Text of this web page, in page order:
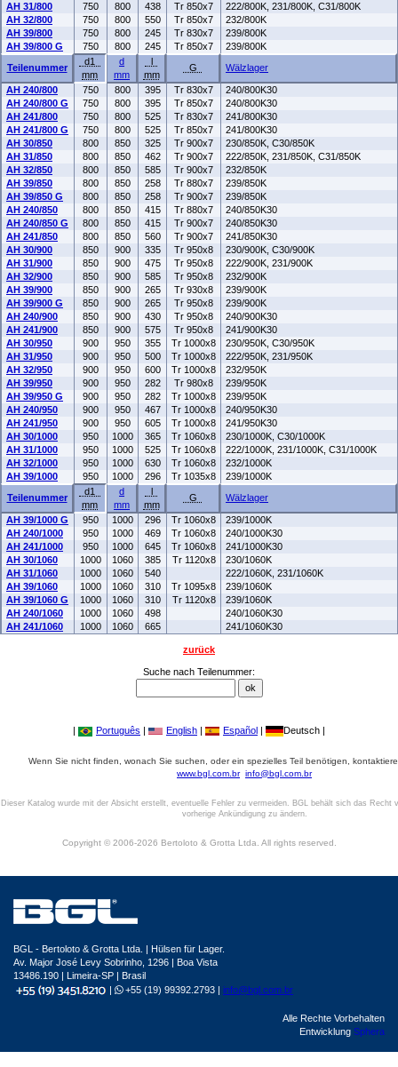
AH 31/800
750 800 438 Tr 850x7
222/800K, 231/800K, C31/800K
AH 32/800
750 800 550 Tr 850x7
232/800K
AH 39/800
750 800 245 Tr 830x7
239/800K
AH 39/800 G
750 800 245 Tr 850x7
239/800K
Teilenummer
d1
mm
d
mm
l
mm
G Wälzlager
AH 240/800 750 800 395 Tr 830x7
240/800K30
AH 240/800 G
750 800 395 Tr 850x7
240/800K30
AH 241/800
750 800 525 Tr 830x7
241/800K30
AH 241/800 G
750 800 525 Tr 850x7
241/800K30
AH 30/850
800 850 325 Tr 900x7
230/850K, C30/850K
AH 31/850
800 850 462 Tr 900x7
222/850K, 231/850K, C31/850K
AH 32/850
800 850 585 Tr 900x7
232/850K
AH 39/850
800 850 258 Tr 880x7
239/850K
AH 39/850 G
800 850 258 Tr 900x7
239/850K
AH 240/850
800 850 415 Tr 880x7
240/850K30
AH 240/850 G
800 850 415 Tr 900x7
240/850K30
AH 241/850
800 850 560 Tr 900x7
241/850K30
AH 30/900
850 900 335 Tr 950x8
230/900K, C30/900K
AH 31/900
850 900 475 Tr 950x8
222/900K, 231/900K
AH 32/900
850 900 585 Tr 950x8
232/900K
AH 39/900
850 900 265 Tr 930x8
239/900K
AH 39/900 G
850 900 265 Tr 950x8
239/900K
AH 240/900
850 900 430 Tr 950x8
240/900K30
AH 241/900
850 900 575 Tr 950x8
241/900K30
AH 30/950
900 950 355 Tr 1000x8
230/950K, C30/950K
AH 31/950
900 950 500 Tr 1000x8
222/950K, 231/950K
AH 32/950
900 950 600 Tr 1000x8
232/950K
AH 39/950
900 950 282 Tr 980x8
239/950K
AH 39/950 G
900 950 282 Tr 1000x8
239/950K
AH 240/950
900 950 467 Tr 1000x8
240/950K30
AH 241/950
900 950 605 Tr 1000x8
241/950K30
AH 30/1000
950 1000 365 Tr 1060x8
230/1000K, C30/1000K
AH 31/1000
950 1000 525 Tr 1060x8
222/1000K, 231/1000K, C31/1000K
AH 32/1000
950 1000 630 Tr 1060x8
232/1000K
AH 39/1000
950 1000 296 Tr 1035x8
239/1000K
Teilenummer
d1
mm
d
mm
l
mm
G Wälzlager
AH 39/1000 G 950 1000 296 Tr 1060x8
239/1000K
AH 240/1000
950 1000 469 Tr 1060x8
240/1000K30
AH 241/1000
950 1000 645 Tr 1060x8
241/1000K30
AH 30/1060
1000 1060 385 Tr 1120x8
230/1060K
AH 31/1060
1000 1060 540
222/1060K, 231/1060K
AH 39/1060
1000 1060 310 Tr 1095x8
239/1060K
AH 39/1060 G
1000 1060 310 Tr 1120x8
239/1060K
AH 240/1060
1000 1060 498
240/1060K30
AH 241/1060
1000 1060 665 241/1060K30
zurück
Suche nach Teilenummer:
| Português | English | Español | Deutsch |
Wenn Sie nicht finden, wonach Sie suchen, oder ein spezielles Teil benötigen,
www.bgl.com.br info@bgl.com.br
Dieser Katalog wurde mit der Absicht erstellt, eventuelle Fehler zu vermeiden. BGL behält sich das Recht
vorherige Ankündigung zu ändern.
Copyright © 2006-2026 Bertoloto & Grotta Ltda. All rights reserved.
BGL - Bertoloto & Grotta Ltda. | Hülsen für Lager.
Av. Major José Levy Sobrinho, 1296 | Boa Vista
13486.190 | Limeira-SP | Brasil
|
+55 (19) 99392.2793 | info@bgl.com.br
Alle Rechte Vorbehalten
Entwicklung Sphera